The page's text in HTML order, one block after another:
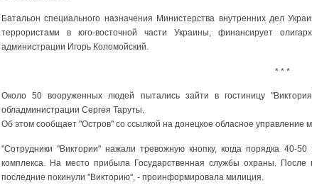
Батальон специального назначения Министерства внутренних дел
террористами в юго-восточной части Украины, финансирует
администрации Игорь Коломойский.
* * *
Около 50 вооруженных людей пытались зайти в гостиницу
обладминистрации Сергея Таруты.
Об этом сообщает "Остров" со ссылкой на донецкое обласное управление
"Сотрудники "Виктории" нажали тревожную кнопку, когда порядка 40-
комплекса. На место прибыла Государственная службы охраны.
последние покинули "Викторию", - проинформировала милиция.